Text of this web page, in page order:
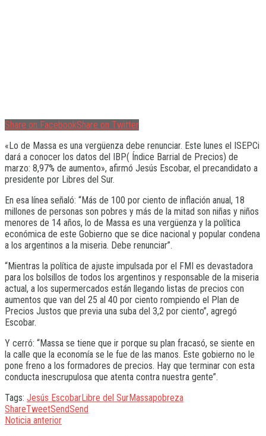
Share on FacebookShare on Twitter
«Lo de Massa es una vergüenza debe renunciar. Este lunes el ISEPCi
dará a conocer los datos del IBP( Índice Barrial de Precios) de
marzo: 8,97% de aumento», afirmó Jesús Escobar, el precandidato a
presidente por Libres del Sur.
En esa línea señaló: “Más de 100 por ciento de inflación anual, 18
millones de personas son pobres y más de la mitad son niñas y niños
menores de 14 años, lo de Massa es una vergüenza y la política
económica de este Gobierno que se dice nacional y popular condena
a los argentinos a la miseria. Debe renunciar”.
“Mientras la política de ajuste impulsada por el FMI es devastadora
para los bolsillos de todos los argentinos y responsable de la miseria
actual, a los supermercados están llegando listas de precios con
aumentos que van del 25 al 40 por ciento rompiendo el Plan de
Precios Justos que previa una suba del 3,2 por ciento”, agregó
Escobar.
Y cerró: “Massa se tiene que ir porque su plan fracasó, se siente en
la calle que la economía se le fue de las manos. Este gobierno no le
pone freno a los formadores de precios. Hay que terminar con esta
conducta inescrupulosa que atenta contra nuestra gente”.
Tags: Jesús EscobarLibre del SurMassapobreza
ShareTweetSendSend
Noticia anterior